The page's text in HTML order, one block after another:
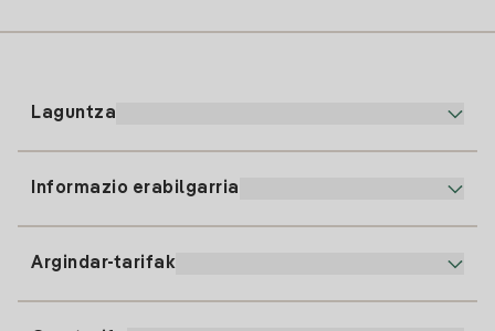
Laguntza
Informazio erabilgarria
Argindar-tarifak